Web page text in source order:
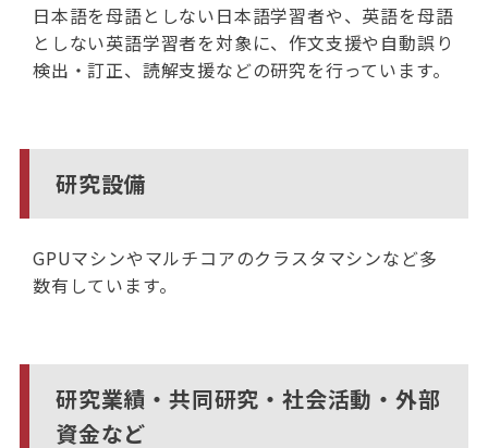
日本語を母語としない日本語学習者や、英語を母語
としない英語学習者を対象に、作文支援や自動誤り
検出・訂正、読解支援などの研究を行っています。
研究設備
GPUマシンやマルチコアのクラスタマシンなど多
数有しています。
研究業績・共同研究・社会活動・外部
資金など